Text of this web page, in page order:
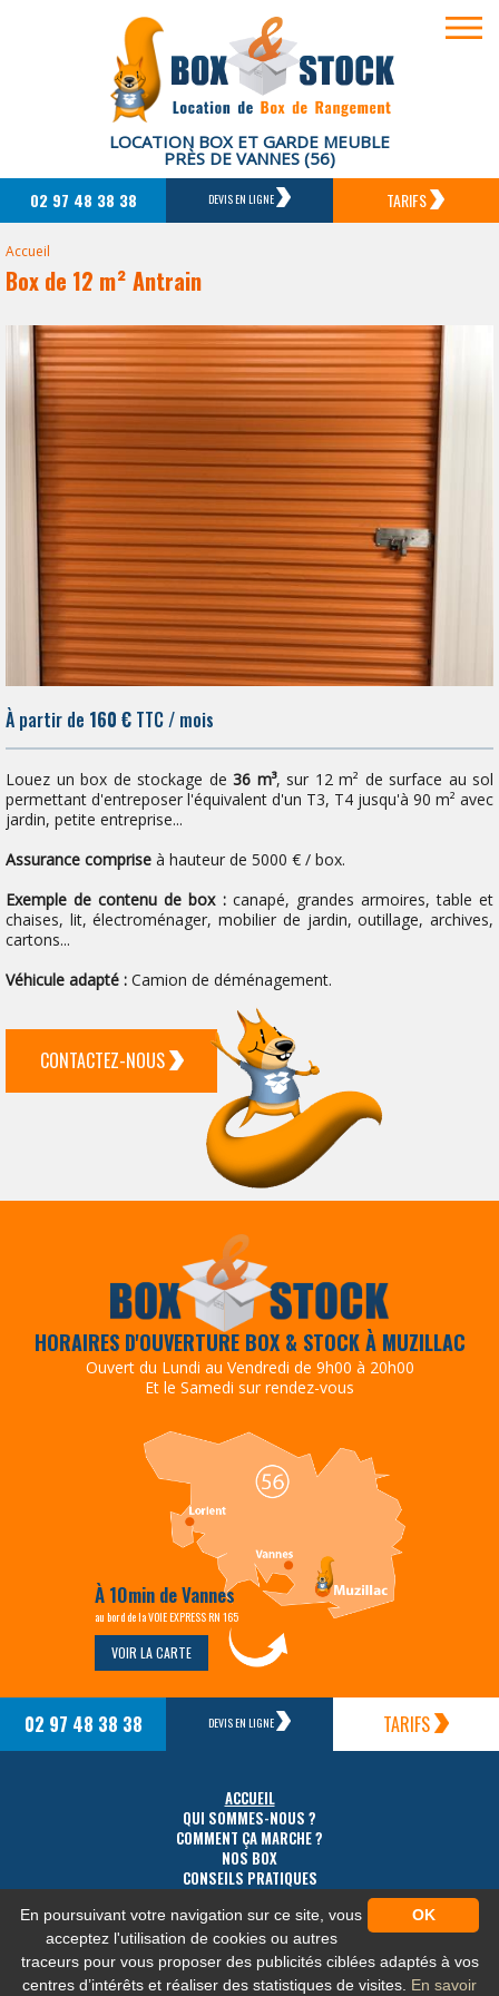
LOCATION BOX ET GARDE MEUBLE
PRÈS DE VANNES (56)
02 97 48 38 38 DEVIS EN LIGNE TARIFS
Accueil
Box de 12 m² Antrain
À partir de 160 € TTC / mois
Louez un box de stockage de 36 m³, sur 12 m² de surface au sol
permettant d'entreposer l'équivalent d'un T3, T4 jusqu'à 90 m² avec
jardin, petite entreprise...
Assurance comprise à hauteur de 5000 € / box.
Exemple de contenu de box :canapé, grandes armoires, table et
chaises, lit, électroménager, mobilier de jardin, outillage, archives,
cartons...
Véhicule adapté : Camion de déménagement.
CONTACTEZ-NOUS
02 97 48 38 38 DEVIS EN LIGNE TARIFS
HORAIRES D'OUVERTURE BOX & STOCK À MUZILLAC
Ouvert du Lundi au Vendredi de 9h00 à 20h00
Et le Samedi sur rendez-vous
À 10min de Vannes
au bord de la VOIE EXPRESS RN 165
VOIR LA CARTE
ACCUEIL
QUI SOMMES-NOUS ?
COMMENT ÇA MARCHE ?
NOS BOX
CONSEILS PRATIQUES
ACCÈS
CONTACT
MENTIONS LÉGALES-PLAN DU SITE-PROTECTION DES DONNÉES PERSONNELLES -NOS FLUX RSS
OK
En poursuivant votre navigation sur ce site, vous
acceptez l'utilisation de cookies ou autres
traceurs pour vous proposer des publicités ciblées adaptés à vos
centres d’intérêts et réaliser des statistiques de visites. En savoir